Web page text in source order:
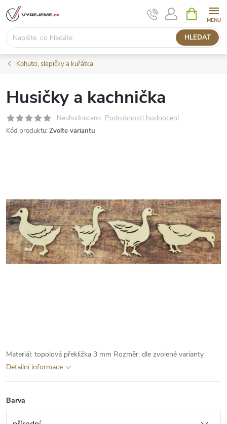
Přejít
na
obsah
HLEDAT
NÁKUPNÍ
KOŠÍK
Kohutci, slepičky a kuřátka
Husičky a kachnička
Neohodnoceno Podrobnosti hodnocení
Kód produktu: Zvolte variantu
Materiál: topolová překližka 3 mm Rozměr: dle zvolené varianty
Detailní informace
Barva